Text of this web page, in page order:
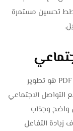
تحسين مستمرة
والجزء التالي من إدارة مواقع التواصل الاجتماعي PDF هو تطوير
التواصل الاجتماعي
واضح وجذاب
التفاعل